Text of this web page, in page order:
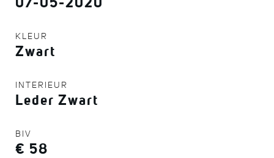
KLEUR
Zwart
INTERIEUR
Leder Zwart
BIV
€ 58